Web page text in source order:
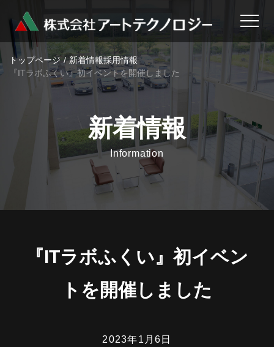
トップページ 新着情報採用情報
『ITラボふくい』初イベントを開催しました
新着情報
Information
『ITラボふくい』初イベン
トを開催しました
2023年1月6日